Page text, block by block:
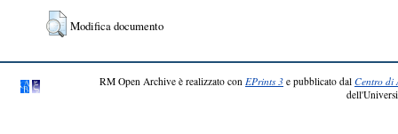
Modifica documento
RM Open Archive è realizzato con EPrints 3 e pubblicato dal Centro di